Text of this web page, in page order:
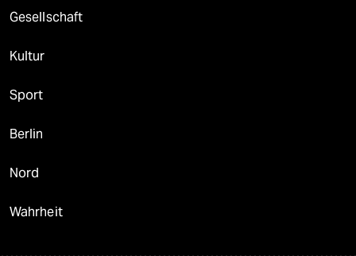
Gesellschaft
Kultur
Sport
Berlin
Nord
Wahrheit